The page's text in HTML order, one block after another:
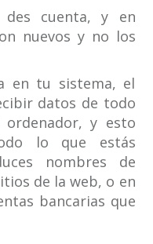
cuenta, y en
nuevos y no los
en tu sistema, el
datos de todo
y esto
lo que estás
nombres de
de la web, o en
bancarias que